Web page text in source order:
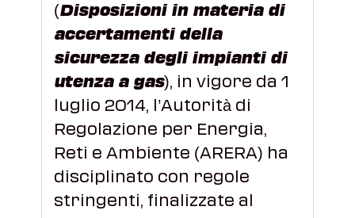
(Disposizioni in materia di
accertamenti della
sicurezza degli impianti di
utenza a gas), in vigore da 1
luglio 2014, l’Autorità di
Regolazione per Energia,
Reti e Ambiente (ARERA) ha
disciplinato con regole
stringenti, finalizzate al